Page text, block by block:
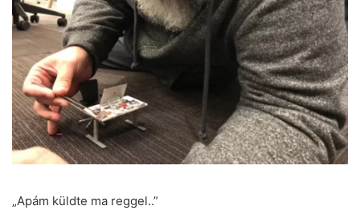
„Apám küldte ma reggel..”